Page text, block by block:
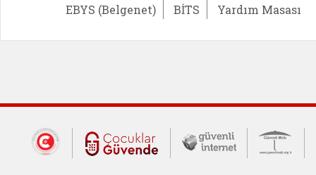
EBYS (Belgenet)
BİTS Yardım Masası
Dış Bağlantılar
Cumhurbaşkanlığı İletişim Merkezi
Çocuklar Güvende (yeni
Güvenli